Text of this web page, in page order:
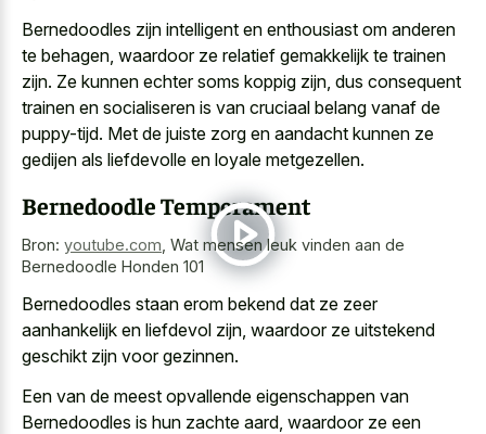
Bernedoodles zijn intelligent en enthousiast om anderen
te behagen, waardoor ze relatief gemakkelijk te trainen
zijn. Ze kunnen echter soms koppig zijn, dus consequent
trainen en socialiseren is van cruciaal belang vanaf de
puppy-tijd. Met de juiste zorg en aandacht kunnen ze
gedijen als liefdevolle en loyale metgezellen.
Bernedoodle Temperament
Bron: youtube.com Wat mensen leuk vinden aan de
Bernedoodle Honden 101
Bernedoodles staan erom bekend dat ze zeer
aanhankelijk en liefdevol zijn, waardoor ze uitstekend
geschikt zijn voor gezinnen.
Een van de meest opvallende eigenschappen van
Bernedoodles is hun zachte aard, waardoor ze een